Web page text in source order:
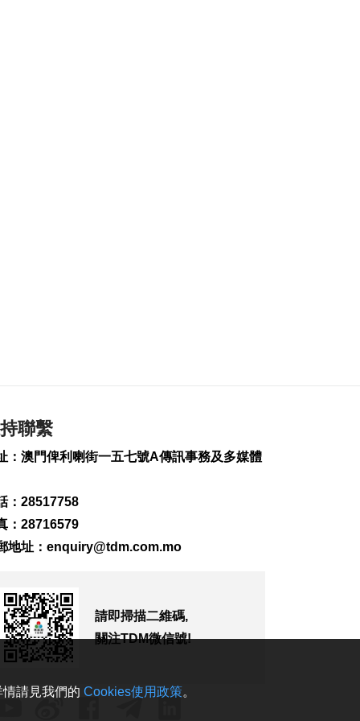
轉運站3年發揮物流實
用
宴會廳改造停工令
澤連斯基訪塞爾維亞
冀建設性合作
2026-08-08 10:23
“白海豚”料最快明晚
聯繫
：澳門俾利喇街一五七號A傳訊事務及多媒體
：28517758
：28716579
地址： enquiry@tdm.com.mo
請即掃描二維碼,
關注TDM微信號!
請見我們的 Cookies使用政策。